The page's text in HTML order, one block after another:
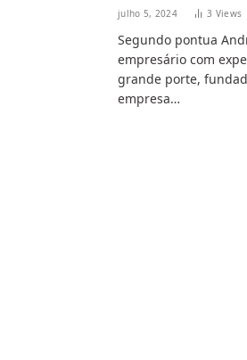
julho 5, 2024 3 Views
Segundo pontua
empresário com
grande porte,
empresa…